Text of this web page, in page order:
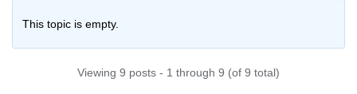
This topic is empty.
Viewing 9 posts - 1 through 9 (of 9 total)